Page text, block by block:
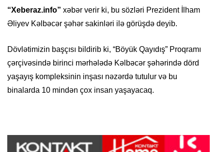
“Xeberaz.info” xəbər verir ki, bu sözləri Prezident İlham
Əliyev Kəlbəcər şəhər sakinləri ilə görüşdə deyib.
Dövlətimizin başçısı bildirib ki, “Böyük Qayıdış” Proqramı
çərçivəsində birinci mərhələdə Kəlbəcər şəhərində dörd
yaşayış kompleksinin inşası nəzərdə tutulur və bu
binalarda 10 mindən çox insan yaşayacaq.